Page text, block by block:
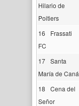
Hilario de
Poitiers
16
Frassati
FC
17 Santa
María de Caná
18
Cena del
Señor